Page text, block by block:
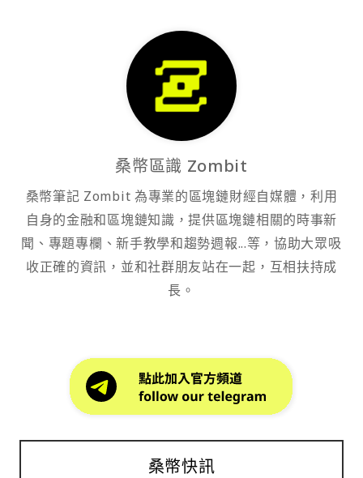
桑幣區識 Zombit
桑幣筆記 Zombit 為專業的區塊鏈財經自媒體，利用
自身的金融和區塊鏈知識，提供區塊鏈相關的時事新
聞、專題專欄、新手教學和趨勢週報...等，協助大眾吸
收正確的資訊，並和社群朋友站在一起，互相扶持成
長。
桑幣快訊